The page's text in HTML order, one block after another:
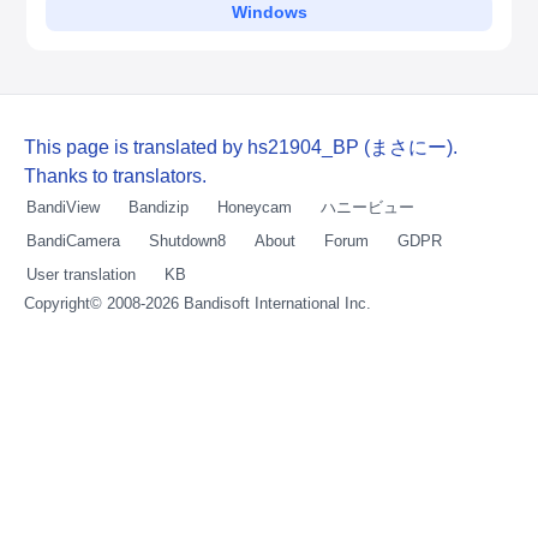
Windows
This page is translated by hs21904_BP (まさにー).
Thanks to translators.
BandiView Bandizip Honeycam
ハニービュー
BandiCamera
Shutdown8 About Forum
GDPR
User translation
KB
Copyright© 2008-2026 Bandisoft International Inc.